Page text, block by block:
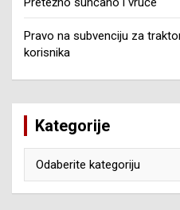
Pravo na subvenciju za
korisnika
Kategorije